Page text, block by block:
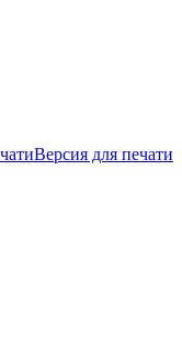
Версия для печати